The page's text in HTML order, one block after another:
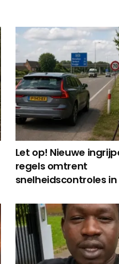
Let op! Nieuwe
regels omtrent
snelheidscontroles in